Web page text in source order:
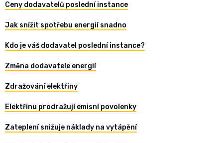
Ceny dodavatelů poslední instance
Jak snížit spotřebu energií snadno
Kdo je váš dodavatel poslední instance?
Změna dodavatele energií
Zdražování elektřiny
Elektřinu prodražují emisní povolenky
Zateplení snižuje náklady na vytápění